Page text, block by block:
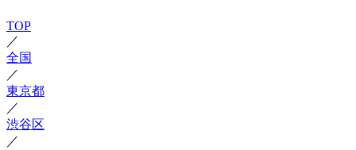
TOP
／
全国
／
東京都
／
渋谷区
／